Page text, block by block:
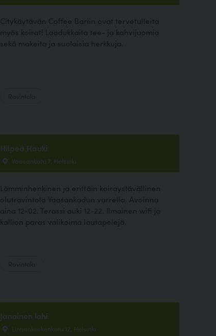
Citykäytävän Coffee Bariin ovat tervetulleita
myös koirat! Laadukkaita tee- ja kahvijuomia
sekä makeita ja suolaisia herkkuja.
Hilpeä Hauki
Vaasankatu 7, Helsinki
Lämminhenkinen ja erittäin koiraystävällinen
olutravintola Vaasankadun varrella. Avoinna
aina 12-02. Terassi auki 12-22. Ilmainen wifi ja
kallion paras valikoima lautapelejä.
Janoinen lohi
Linnankoskenkatu 12, Helsinki